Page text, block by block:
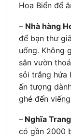
Hoa Biển để
– Nhà hàng
để bạn thư
uống. Không
sân vườn
sỏi trắng hứa
ấn tượng
ghé đến
– Nghĩa
có gần 2000